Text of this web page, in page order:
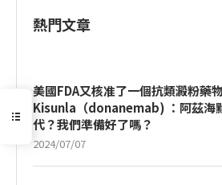
熱門文章
美國FDA又核准了一個抗類澱粉藥物
Kisunla（donanemab) ：阿茲海
代？我們準備好了嗎？
2024/07/07